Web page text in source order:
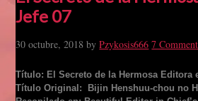
Jefe 07
30 octubre, 2018 byPzykosis666 7
Título: El Secreto de la Hermosa Editora
Título Original: Bijin Henshuu-chou no